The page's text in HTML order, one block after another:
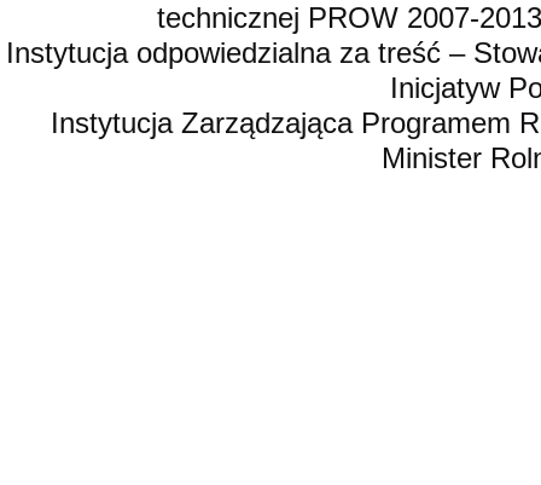
technicznej PROW 2007-
Instytucja odpowiedzialna za treść –
Inicjatyw
Instytucja Zarządzająca Programem
Minister